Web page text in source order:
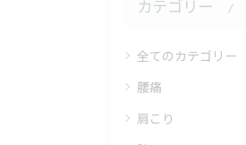
カテゴリー
全てのカテゴリー
腰痛
肩こり